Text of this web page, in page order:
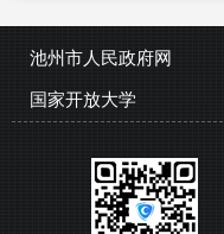
池州市人民政府网
国家开放大学